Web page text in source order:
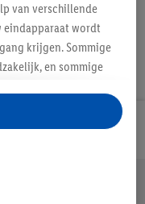
klant
van verschillende
eindapparaat wordt
krijgen. Sommige
en sommige
en
van
de Lidl-diensten.
winkel ook voor de